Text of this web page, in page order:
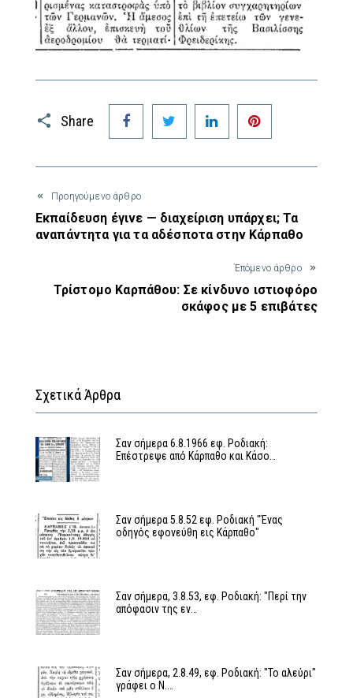
Share
Facebook Twitter LinkedIn
Προηγούμενο άρθρο
Εκπαίδευση έγινε — διαχείριση υπάρχει; Τα
αναπάντητα για τα αδέσποτα στην Κάρπαθο
Έπόμενο άρθρο
Τρίστομο Καρπάθου: Σε κίνδυνο ιστιοφόρο
σκάφος με 5 επιβάτες
Σχετικά Άρθρα
Σαν σήμερα 6.8.1966 εφ. Ροδιακή:
Επέστρεψε από Κάρπαθο και Κάσο…
Σαν σήμερα 5.8.52 εφ. Ροδιακή "Ένας
οδηγός εφονεύθη εις Κάρπαθο"
Σαν σήμερα, 3.8.53, εφ. Ροδιακή: "Περί την
απόφασιν της εν…
Σαν σήμερα, 2.8.49, εφ. Ροδιακή: "Το αλεύρι"
γράφει ο Ν.…